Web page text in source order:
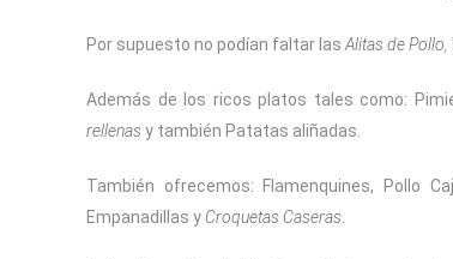
Por supuesto no podían faltar las Alitas de Pollo
Además de los ricos platos tales como:
rellenas y también Patatas aliñadas.
También ofrecemos: Flamenquines, Pollo
Empanadillas y Croquetas Caseras